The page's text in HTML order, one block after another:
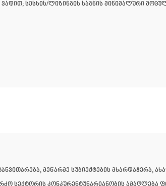
ვადით; სესხის/ლიზინგის საგნის მინიმალური
მეწარმე სუბიექტების მხარდაჭერა,
სექტორის კონკურენტუნარიანობის ამაღლება